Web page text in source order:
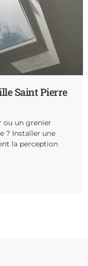
Saint Pierre
ou un grenier
? Installer une
la perception